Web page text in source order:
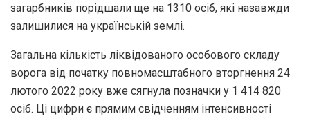
загарбників порідшали ще на 1310 осіб, які назавжди
залишилися на українській землі.
Загальна кількість ліквідованого особового складу
ворога від початку повномасштабного вторгнення 24
лютого 2022 року вже сягнула позначки у 1 414 820
осіб. Ці цифри є прямим свідченням інтенсивності